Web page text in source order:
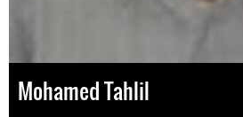
Mohamed Tahlil